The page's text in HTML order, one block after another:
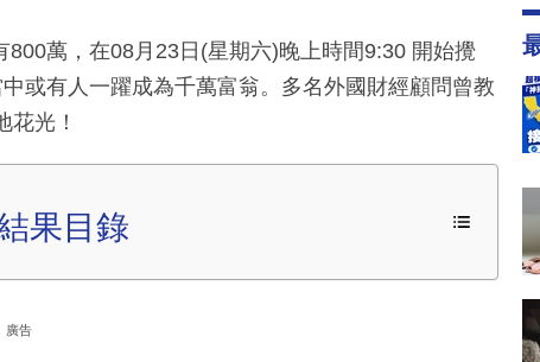
萬，在08月23日(星期六)晚上時間9:30 開始攪
或有人一躍成為千萬富翁。多名外國財經顧問曾教
光！
果目錄
廣告